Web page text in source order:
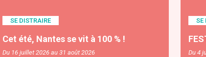
SE DISTRAIRE
Cet été, Nantes se vit à 100 % !
Du 16 juillet 2026 au 31 août 2026
SE
Du 4